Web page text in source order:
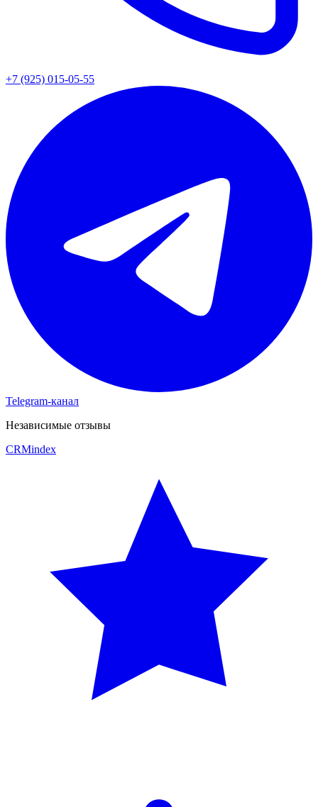
+7 (925) 015-05-55
Telegram-канал
Независимые отзывы
CRMindex